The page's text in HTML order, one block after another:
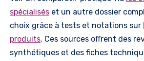
spécialisés et un autre dossier
choix grâce à tests et notations sur
produits. Ces sources offrent des
synthétiques et des fiches